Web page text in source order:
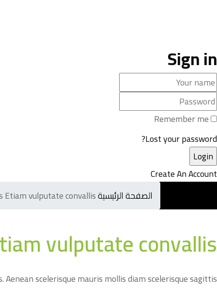
Sign in
Remember me
Lost your password?
Create An Account
الصفحة الرئيسيةEtiam vulputate convallis
vulputate convallis
scelerisque mauris mollis diam scelerisque sagittis.